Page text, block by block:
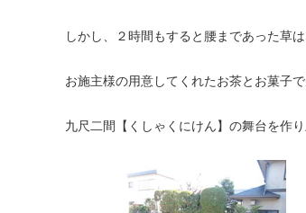
しかし、２時間もすると腰まであった草
お施主様の用意してくれたお茶とお菓子
九尺二間【くしゃくにけん】の舞台を作